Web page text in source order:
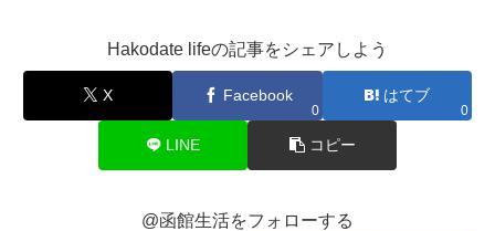
Hakodate lifeの記事をシェアしよう
X Facebook
0
はてブ
0
LINE コピー
@函館生活をフォローする